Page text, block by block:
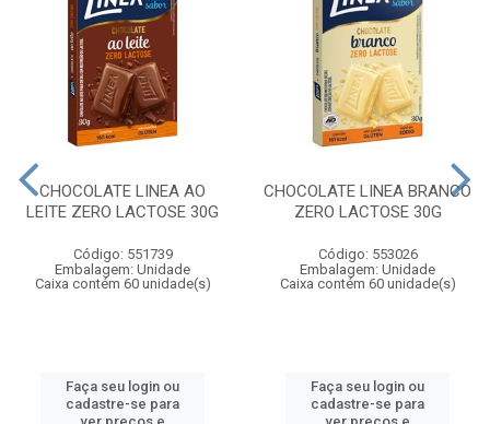
CHOCOLATE LINEA AO
LEITE ZERO LACTOSE 30G
Código: 551739
Embalagem: Unidade
Caixa contém 60 unidade(s)
Faça seu login ou
cadastre-se para
CHOCOLATE LINEA BRANCO
ZERO LACTOSE 30G
Código: 553026
Embalagem: Unidade
Caixa contém 60 unidade(s)
Faça seu login ou
cadastre-se para